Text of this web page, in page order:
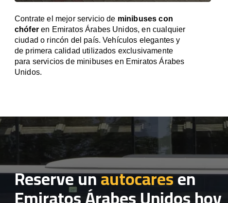
Contrate el mejor servicio de minibuses con
chóferen Emiratos Árabes Unidos, en cualquier
ciudad o rincón del país. Vehículos elegantes y
de primera calidad utilizados exclusivamente
para servicios de minibuses en Emiratos Árabes
Unidos.
Reserve unautocaresen